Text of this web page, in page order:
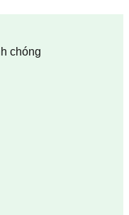
chóng